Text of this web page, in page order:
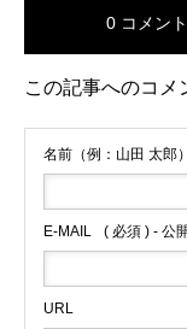
0 コメント
この記事へのコメ
名前（例：山田 太郎）
E-MAIL ( 必須 ) - 公
URL